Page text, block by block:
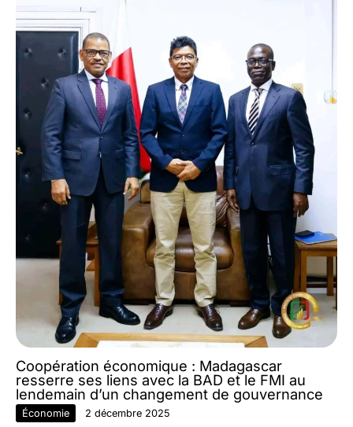
Coopération économique : Madagascar
resserre ses liens avec la BAD et le FMI au
lendemain d’un changement de gouvernance
Économie 2 décembre 2025